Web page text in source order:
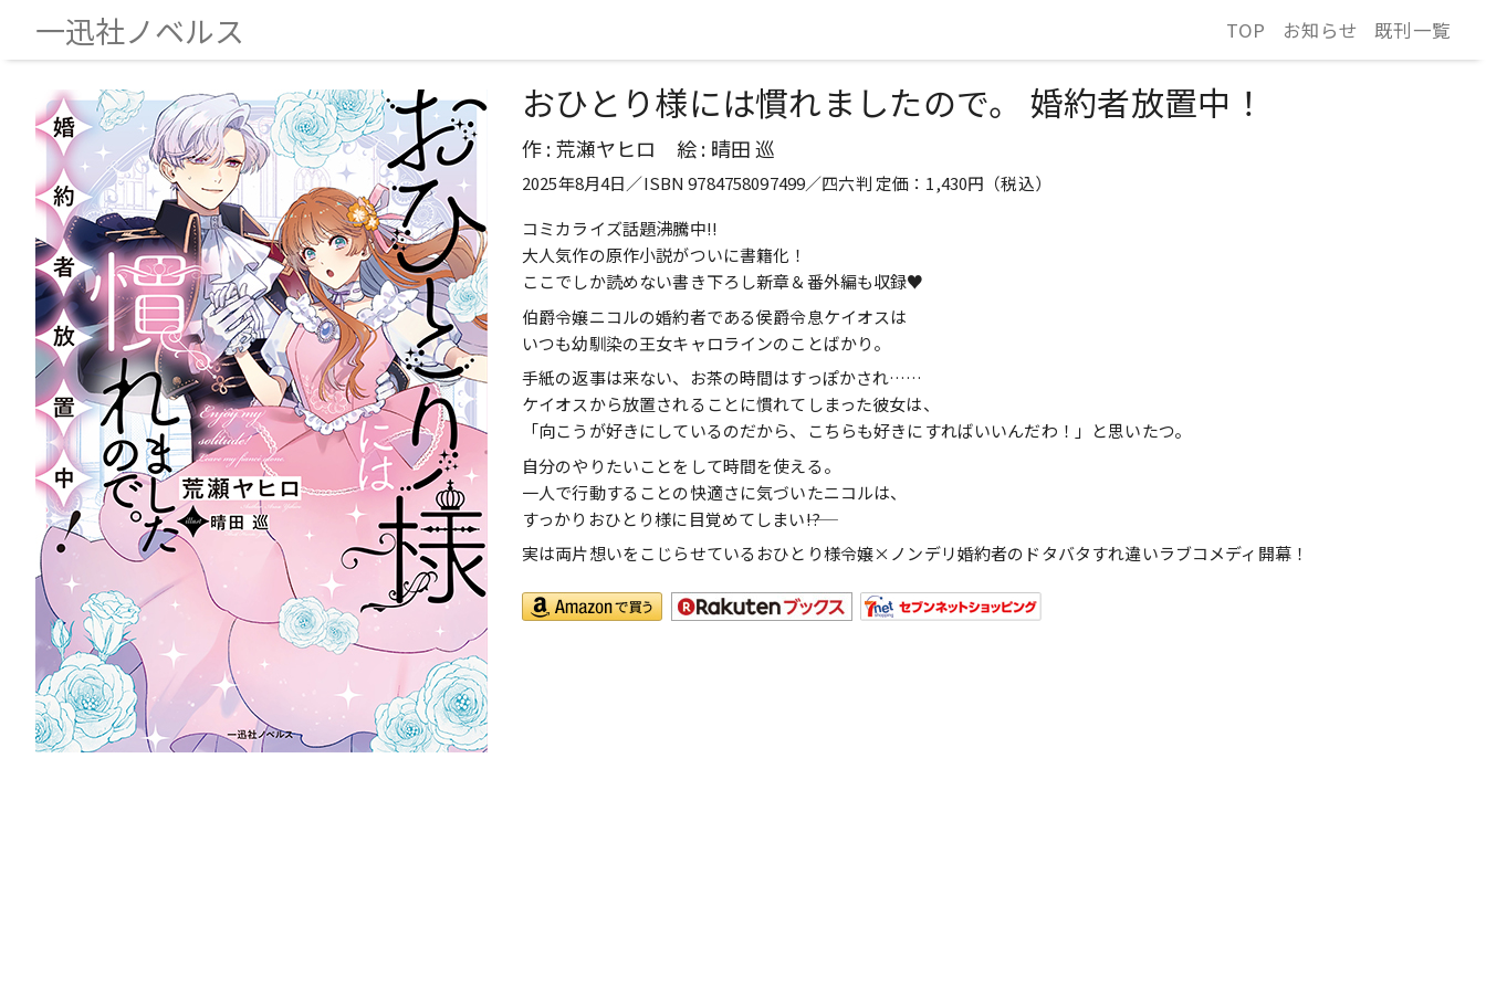
一迅社ノベルス TOP お知らせ 既刊一覧
おひとり様には慣れましたので。 婚約者放置中！
作 : 荒瀬ヤヒロ 絵 : 晴田 巡
2025年8月4日／ISBN 9784758097499／四六判 定価：1,430円（税込）
コミカライズ話題沸騰中!!
大人気作の原作小説がついに書籍化！
ここでしか読めない書き下ろし新章＆番外編も収録♥
伯爵令嬢ニコルの婚約者である侯爵令息ケイオスは
いつも幼馴染の王女キャロラインのことばかり。
手紙の返事は来ない、お茶の時間はすっぽかされ……
ケイオスから放置されることに慣れてしまった彼女は、
「向こうが好きにしているのだから、こちらも好きにすればいいんだわ！」と思いたつ。
自分のやりたいことをして時間を使える。
一人で行動することの快適さに気づいたニコルは、
すっかりおひとり様に目覚めてしまい――!?
実は両片想いをこじらせているおひとり様令嬢×ノンデリ婚約者のドタバタすれ違いラブコメディ開幕！